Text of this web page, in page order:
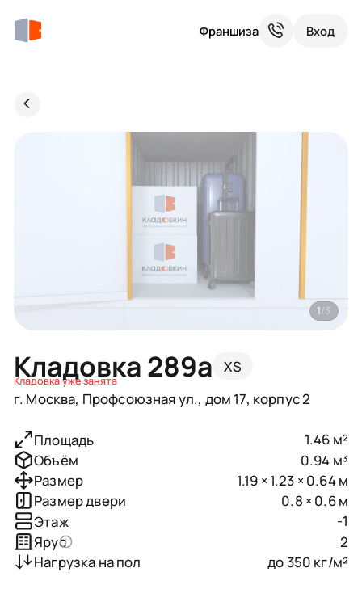
Франшиза Вход
Кладовка 289a XS
Кладовка уже занята
г. Москва, Профсоюзная ул., дом 17, корпус 2
1/3
Площадь
1.46 м²
Объём
0.94 м³
Размер
1.19 × 1.23 × 0.64 м
Размер двери
0.8 × 0.6 м
Этаж
-1
Ярус
2
Нагрузка на пол
до 350 кг/м²